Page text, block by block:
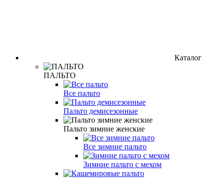
Каталог
ПАЛЬТО
Все пальто
Пальто демисезонные
Пальто зимние женские
Все зимние пальто
Зимние пальто с мехом